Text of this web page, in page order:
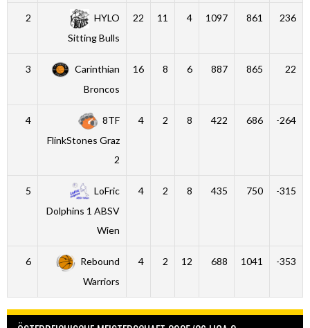
2
HYLO
Sitting Bulls
22 11 4 1097 861 236
3
Carinthian
Broncos
16 8 6 887 865 22
4
8TF
FlinkStones Graz
2
4 2 8 422 686 -264
5
LoFric
Dolphins 1 ABSV
Wien
4 2 8 435 750 -315
6
Rebound
Warriors
4 2 12 688 1041 -353